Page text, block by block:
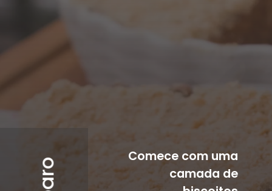
Comece com uma
camada de